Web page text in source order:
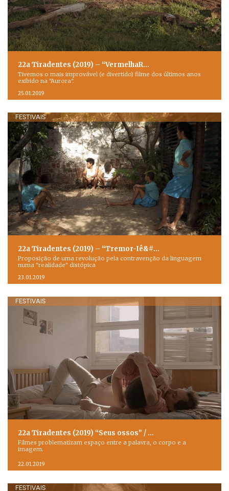
22a Tiradentes (2019) – “VermelhaR…
Tivemos o mais improvável (e divertido) filme dos últimos anos
exibido na "Aurora".
25.01.2019
FESTIVAIS
22a Tiradentes (2019) – “Tremor-Iê&#…
Proposição de uma revolução pela contravenção da linguagem
numa "realidade" distópica
23.01.2019
FESTIVAIS
22a Tiradentes (2019) “Seus ossos” / …
Filmes problematizam espaço entre a palavra, o corpo e a
imagem.
22.01.2019
FESTIVAIS